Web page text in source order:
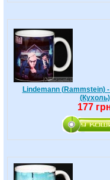
Lindemann (Rammstein)
(Кухоль)
177